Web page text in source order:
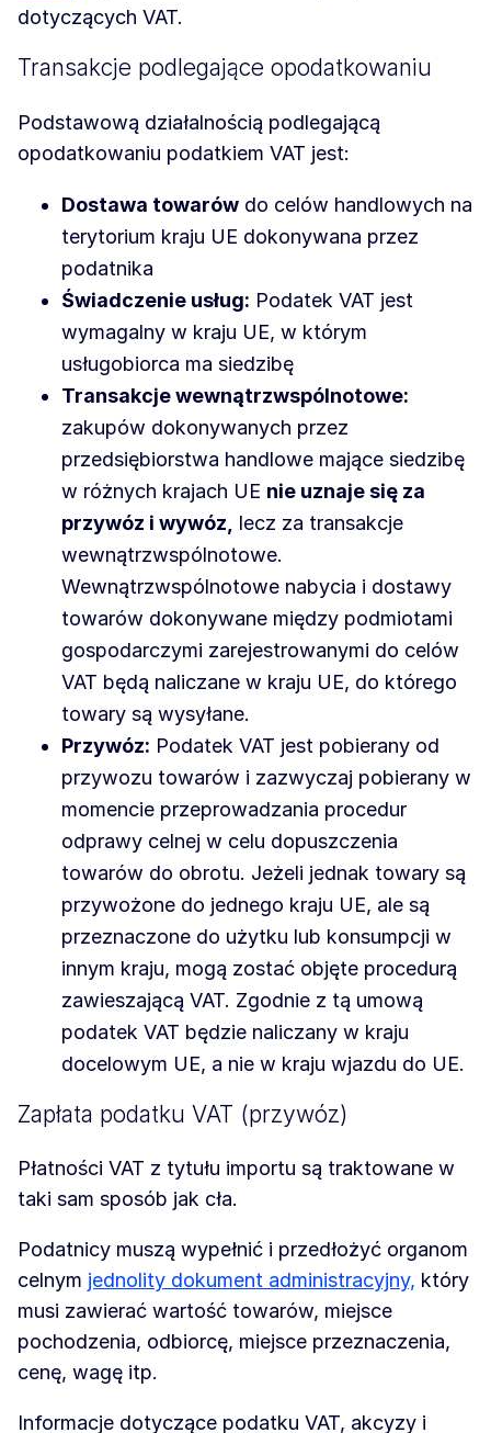
dotyczących VAT.
Transakcje podlegające opodatkowaniu
Podstawową działalnością podlegającą
opodatkowaniu podatkiem VAT jest:
Dostawa towarów do celów handlowych na
terytorium kraju UE dokonywana przez
podatnika
Świadczenie usług: Podatek VAT jest
wymagalny w kraju UE, w którym
usługobiorca ma siedzibę
Transakcje wewnątrzwspólnotowe:
zakupów dokonywanych przez
przedsiębiorstwa handlowe mające siedzibę
w różnych krajach UE nie uznaje się za
przywóz i wywóz,
lecz za transakcje
wewnątrzwspólnotowe.
Wewnątrzwspólnotowe nabycia i dostawy
towarów dokonywane między podmiotami
gospodarczymi zarejestrowanymi do celów
VAT będą naliczane w kraju UE, do którego
towary są wysyłane.
Przywóz: Podatek VAT jest pobierany od
przywozu towarów i zazwyczaj pobierany w
momencie przeprowadzania procedur
odprawy celnej w celu dopuszczenia
towarów do obrotu. Jeżeli jednak towary są
przywożone do jednego kraju UE, ale są
przeznaczone do użytku lub konsumpcji w
innym kraju, mogą zostać objęte procedurą
zawieszającą VAT. Zgodnie z tą umową
podatek VAT będzie naliczany w kraju
docelowym UE, a nie w kraju wjazdu do UE.
Zapłata podatku VAT (przywóz)
Płatności VAT z tytułu importu są traktowane w
taki sam sposób jak cła.
Podatnicy muszą wypełnić i przedłożyć organom
celnym jednolity dokument administracyjny, który
musi zawierać wartość towarów, miejsce
pochodzenia, odbiorcę, miejsce przeznaczenia,
cenę, wagę itp.
Informacje dotyczące podatku VAT, akcyzy i